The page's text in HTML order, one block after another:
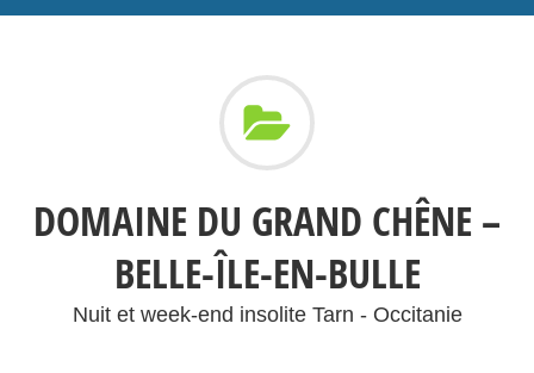
DOMAINE DU GRAND CHÊNE –
BELLE-ÎLE-EN-BULLE
Nuit et week-end insolite Tarn - Occitanie